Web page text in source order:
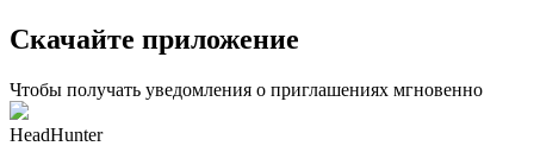
Скачайте приложение
Чтобы получать уведомления о приглашениях мгновенно
HeadHunter